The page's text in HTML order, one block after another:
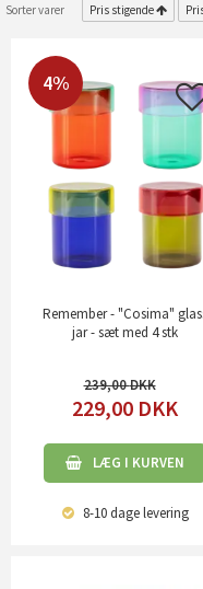
Sorter varer Pris stigende
4%
Remember - "Cosima"
jar - sæt med 4 stk
239,00
229,00 DKK
LÆG I KURVEN
8-10 dagelevering